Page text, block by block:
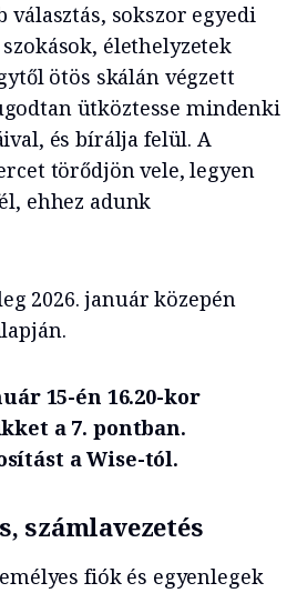
sokszor egyedi
élethelyzetek
ötös skálán végzett
ütköztesse mindenki
és bírálja felül. A
törődjön vele, legyen
ehhez adunk
2026. január közepén
15-én 16.20-kor
a 7. pontban.
a Wise-tól.
számlavezetés
fiók és egyenlegek